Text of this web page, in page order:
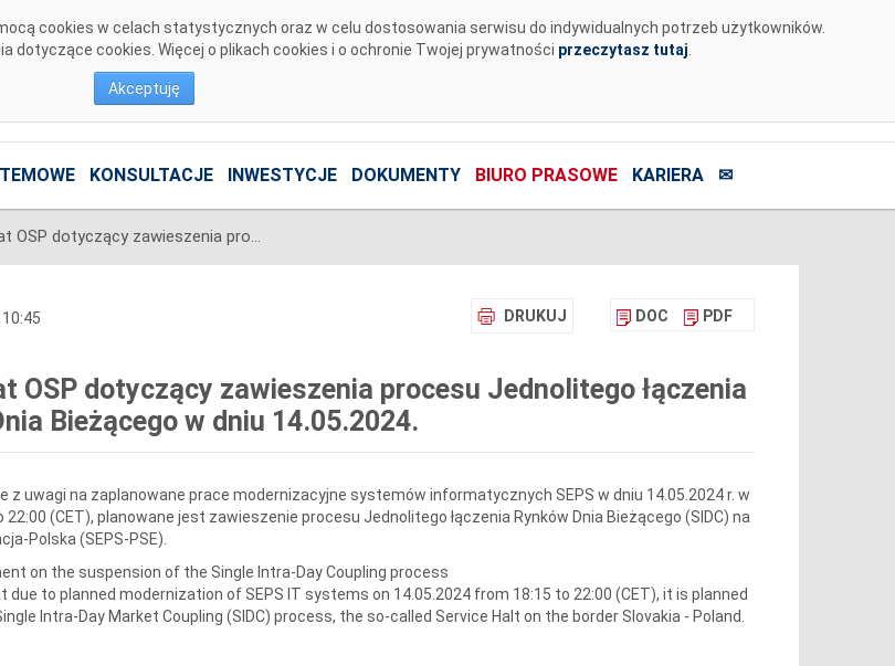
cookies w celach statystycznych oraz w celu dostosowania serwisu do indywidualnych potrzeb użytkowników.
dotyczące cookies. Więcej o plikach cookies i o ochronie Twojej prywatności przeczytasz tutaj
Akceptuję
KONSULTACJE INWESTYCJE DOKUMENTY BIURO PRASOWE KARIERA ✉
Komunikat OSP dotyczący zawieszenia procesu Jednolitego łączenia Rynków Dnia Bieżącego w dniu 14.05.2024.
DRUKUJ DOC PDF
OSP dotyczący zawieszenia procesu Jednolitego łączenia
Bieżącego w dniu 14.05.2024.
z uwagi na zaplanowane prace modernizacyjne systemów informatycznych SEPS w dniu 14.05.2024 r. w
22:00 (CET), planowane jest zawieszenie procesu Jednolitego łączenia Rynków Dnia Bieżącego (SIDC) na
Polska (SEPS-PSE).
on the suspension of the Single Intra-Day Coupling process
due to planned modernization of SEPS IT systems on 14.05.2024 from 18:15 to 22:00 (CET), it is planned
Intra-Day Market Coupling (SIDC) process, the so-called Service Halt on the border Slovakia - Poland.